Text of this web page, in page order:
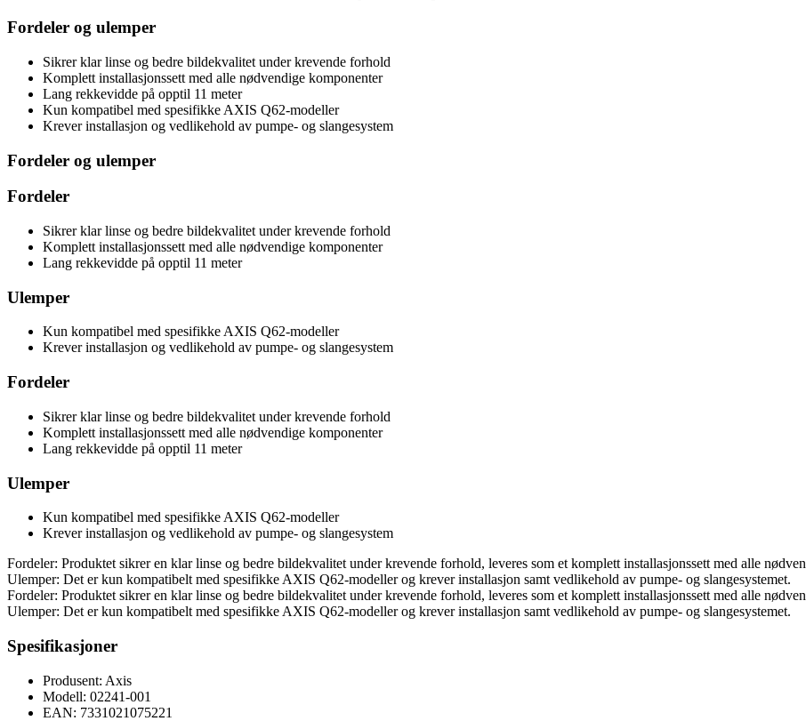
Fordeler og ulemper
Sikrer klar linse og bedre bildekvalitet under krevende forhold
Komplett installasjonssett med alle nødvendige komponenter
Lang rekkevidde på opptil 11 meter
Kun kompatibel med spesifikke AXIS Q62-modeller
Krever installasjon og vedlikehold av pumpe- og slangesystem
Fordeler og ulemper
Fordeler
Sikrer klar linse og bedre bildekvalitet under krevende forhold
Komplett installasjonssett med alle nødvendige komponenter
Lang rekkevidde på opptil 11 meter
Ulemper
Kun kompatibel med spesifikke AXIS Q62-modeller
Krever installasjon og vedlikehold av pumpe- og slangesystem
Fordeler
Sikrer klar linse og bedre bildekvalitet under krevende forhold
Komplett installasjonssett med alle nødvendige komponenter
Lang rekkevidde på opptil 11 meter
Ulemper
Kun kompatibel med spesifikke AXIS Q62-modeller
Krever installasjon og vedlikehold av pumpe- og slangesystem
Fordeler: Produktet sikrer en klar linse og bedre bildekvalitet under krevende forhold, leveres som et komplett installasjonssett med alle
Ulemper: Det er kun kompatibelt med spesifikke AXIS Q62-modeller og krever installasjon samt vedlikehold av pumpe- og slangesystemet.
Fordeler: Produktet sikrer en klar linse og bedre bildekvalitet under krevende forhold, leveres som et komplett installasjonssett med alle
Ulemper: Det er kun kompatibelt med spesifikke AXIS Q62-modeller og krever installasjon samt vedlikehold av pumpe- og slangesystemet.
Spesifikasjoner
Produsent: Axis
Modell: 02241-001
EAN: 7331021075221